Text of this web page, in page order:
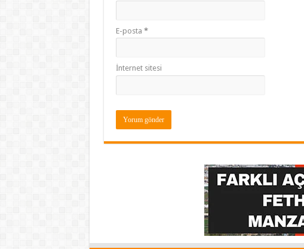
E-posta *
İnternet sitesi